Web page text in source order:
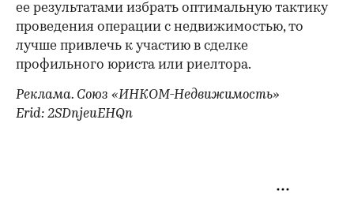
ее результатами избрать оптимальную тактику
проведения операции с недвижимостью, то
лучше привлечь к участию в сделке
профильного юриста или риелтора.
Реклама. Союз «ИНКОМ-Недвижимость»
Erid: 2SDnjeuEHQn